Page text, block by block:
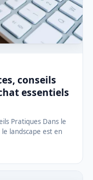
conseils
essentiels
Pratiques Dans le
landscape est en